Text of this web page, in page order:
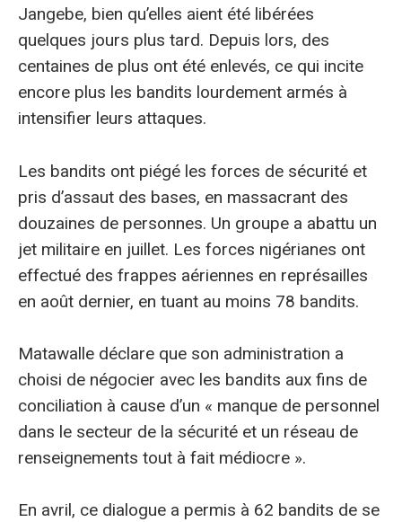
Jangebe, bien qu’elles aient été libérées
quelques jours plus tard. Depuis lors, des
centaines de plus ont été enlevés, ce qui incite
encore plus les bandits lourdement armés à
intensifier leurs attaques.
Les bandits ont piégé les forces de sécurité et
pris d’assaut des bases, en massacrant des
douzaines de personnes. Un groupe a abattu un
jet militaire en juillet. Les forces nigérianes ont
effectué des frappes aériennes en représailles
en août dernier, en tuant au moins 78 bandits.
Matawalle déclare que son administration a
choisi de négocier avec les bandits aux fins de
conciliation à cause d’un « manque de personnel
dans le secteur de la sécurité et un réseau de
renseignements tout à fait médiocre ».
En avril, ce dialogue a permis à 62 bandits de se